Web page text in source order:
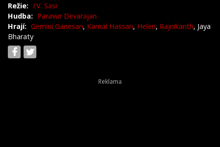
Režie: I.V. Sasi
Hudba: Paravur Devarajan
Hrají: Gemini Ganesan, Kamal Hassan, Helen, Rajnikanth, Jaya
Bharaty